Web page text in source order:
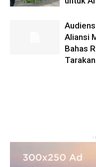
Aliansi
Bahas
Tarakan
-